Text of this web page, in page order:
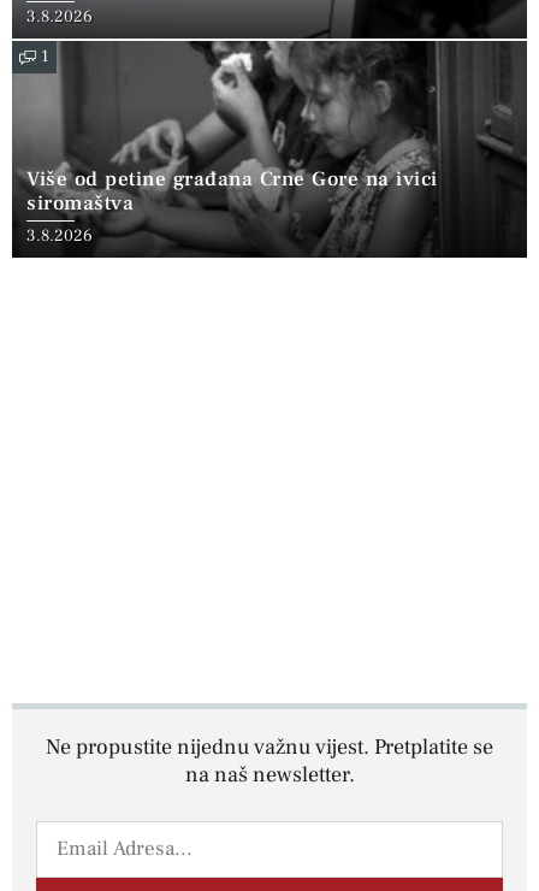
3.8.2026
1
Više od petine građana Crne Gore na ivici
siromaštva
3.8.2026
Ne propustite nijednu važnu vijest. Pretplatite se
na naš newsletter.